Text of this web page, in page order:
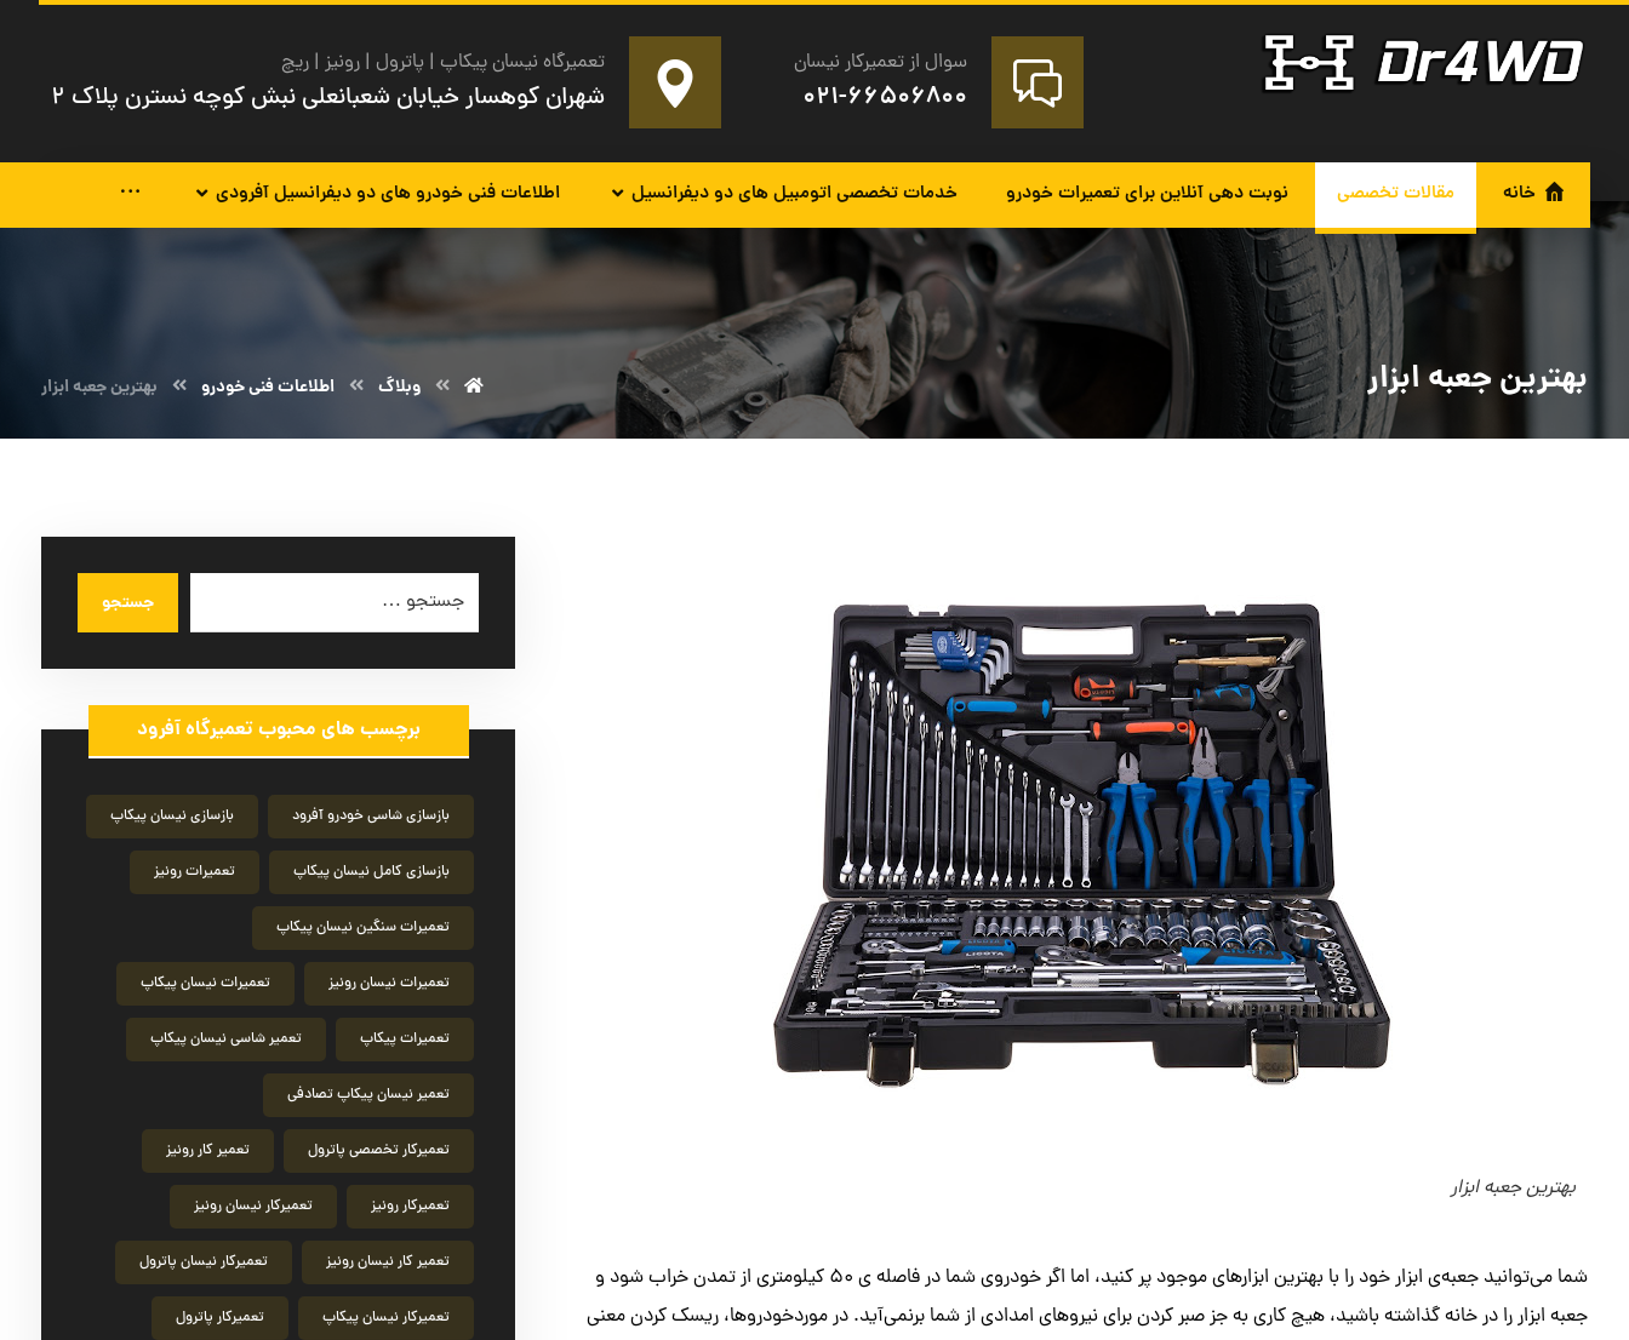
تعمیرگاه نیسان پیکاپ | پاترول | رونیز | ریچ
شهران کوهسار خیابان شعبانعلی نبش کوچه نسترن پلاک ۲
سوال از تعمیرکار نیسان
۰۲۱-۶۶۵۰۶۸۰۰
خانه مقالات تخصصی نوبت دهی آنلاین برای تعمیرات خودرو خدمات تخصصی اتومبیل های دو دیفرانسیل اطلاعات فنی خودرو های دو دیفرانسیل آفرودی
بهترین جعبه ابزار وبلاگ اطلاعات فنی خودرو بهترین جعبه ابزار
بهترین جعبه ابزار
شما می‌توانید جعبه‌ی ابزار خود را با بهترین ابزارهای موجود پر کنید، اما اگر خودروی شما در فاصله ی 50 کیلومتری از تمدن خراب شود و
جعبه ابزار را در خانه گذاشته باشید، هیچ کاری به جز صبر کردن برای نیروهای امدادی از شما برنمی‌آید. در موردخودروها، ریسک کردن معنی
جستجو
برچسب های محبوب تعمیرگاه آفرود
بازسازی شاسی خودرو آفرود بازسازی نیسان پیکاپ
بازسازی کامل نیسان پیکاپ تعمیرات رونیز
تعمیرات سنگین نیسان پیکاپ
تعمیرات نیسان رونیز تعمیرات نیسان پیکاپ
تعمیرات پیکاپ تعمیر شاسی نیسان پیکاپ
تعمیر نیسان پیکاپ تصادفی
تعمیرکار تخصصی پاترول تعمیر کار رونیز
تعمیرکار رونیز تعمیرکار نیسان رونیز
تعمیر کار نیسان رونیز تعمیرکار نیسان پاترول
تعمیرکار نیسان پیکاپ تعمیرکار پاترول